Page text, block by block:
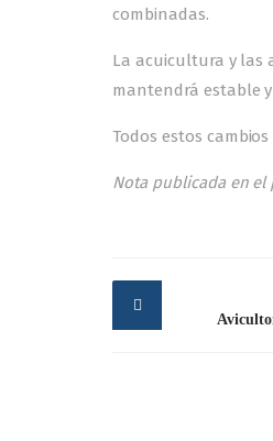
combinadas.
La acuicultura y las
mantendrá estable
Todos estos
Nota publicada en
Post
navigation